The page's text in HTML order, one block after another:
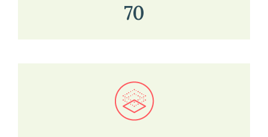
70
Bekijk in onze kaartviewer